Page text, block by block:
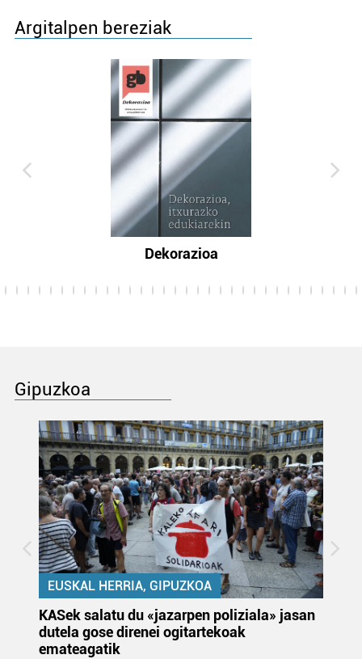
Argitalpen bereziak
Dekorazioa
Gipuzkoa
EUSKAL HERRIA, GIPUZKOA
KASek salatu du «jazarpen poliziala» jasan
dutela gose direnei ogitartekoak
emateagatik